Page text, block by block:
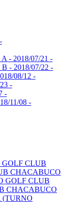
- 2018/07/21 -
- 2018/07/22 -
08/12 -
-
-
11/08 -
GOLF CLUB
CHACABUCO
GOLF CLUB
CHACABUCO
(TURNO